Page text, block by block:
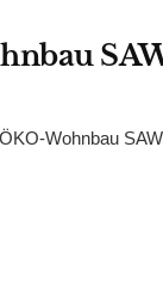
Wohnbau